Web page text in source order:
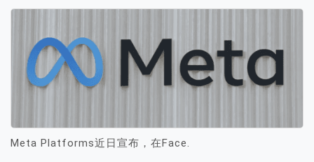
Meta Platforms近日宣布，在Face.